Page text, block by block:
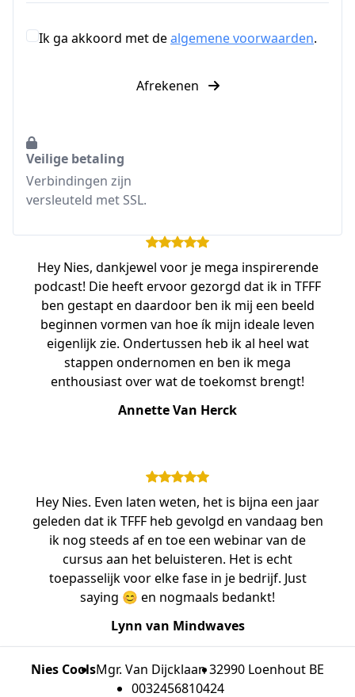
Ik ga akkoord met dealgemene voorwaarden.
Afrekenen
Veilige betaling
Verbindingen zijn
versleuteld met SSL.
Hey Nies, dankjewel voor je mega inspirerende
podcast! Die heeft ervoor gezorgd dat ik in TFFF
ben gestapt en daardoor ben ik mij een beeld
beginnen vormen van hoe ík mijn ideale leven
eigenlijk zie. Ondertussen heb ik al heel wat
stappen ondernomen en ben ik mega
enthousiast over wat de toekomst brengt!
Annette Van Herck
Hey Nies. Even laten weten, het is bijna een jaar
geleden dat ik TFFF heb gevolgd en vandaag ben
ik nog steeds af en toe een webinar van de
cursus aan het beluisteren. Het is echt
toepasselijk voor elke fase in je bedrijf. Just
saying 😊 en nogmaals bedankt!
Lynn van Mindwaves
Nies CoolsMgr. Van Dijcklaan 32990 Loenhout BE
0032456810424